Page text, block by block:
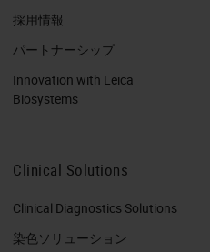
採用情報
パートナーシップ
Innovation with Leica
Biosystems
Clinical Solutions
Clinical Diagnostics Solutions
染色ソリューション